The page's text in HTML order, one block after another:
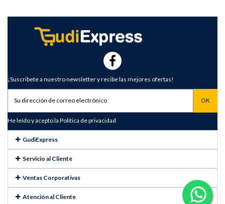
¡Suscribete a nuestro newsletter y recibe las mejores ofertas!
He leído y acepto la Política de privacidad
GudiExpress
Servicio al Cliente
Ventas Corporativas
Atención al Cliente